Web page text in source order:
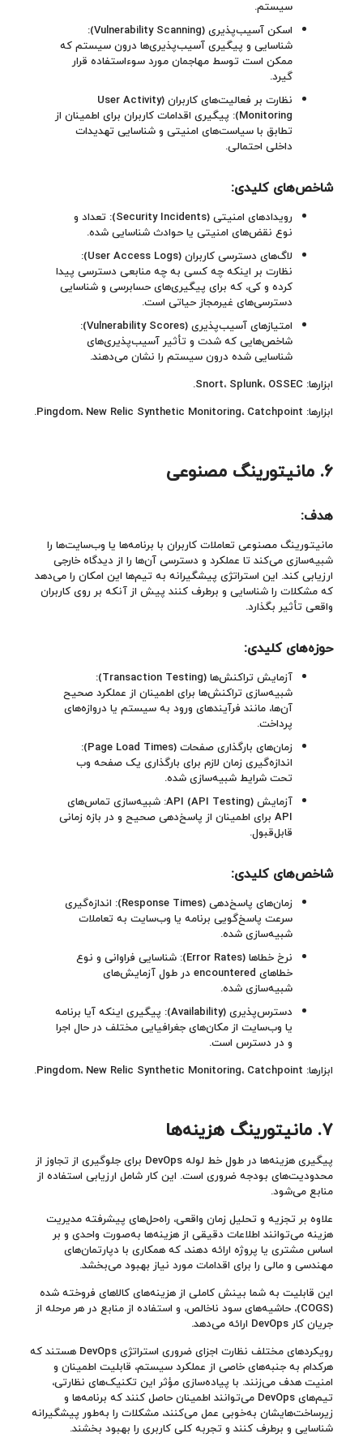
سیستم.
اسکن آسیب‌پذیری (Vulnerability Scanning):
شناسایی و پیگیری آسیب‌پذیری‌ها درون سیستم که
ممکن است توسط مهاجمان مورد سوءاستفاده قرار
گیرد.
نظارت بر فعالیت‌های کاربران (User Activity
Monitoring): پیگیری اقدامات کاربران برای اطمینان از
تطابق با سیاست‌های امنیتی و شناسایی تهدیدات
داخلی احتمالی.
شاخص‌های کلیدی:
رویدادهای امنیتی (Security Incidents): تعداد و
نوع نقض‌های امنیتی یا حوادث شناسایی شده.
لاگ‌های دسترسی کاربران (User Access Logs):
نظارت بر اینکه چه کسی به چه منابعی دسترسی پیدا
کرده و کی، که برای پیگیری‌های حسابرسی و شناسایی
دسترسی‌های غیرمجاز حیاتی است.
امتیازهای آسیب‌پذیری (Vulnerability Scores):
شاخص‌هایی که شدت و تأثیر آسیب‌پذیری‌های
شناسایی شده درون سیستم را نشان می‌دهند.
ابزارها: Snort، Splunk، OSSEC.
ابزارها: Pingdom، New Relic Synthetic Monitoring، Catchpoint.
۶. مانیتورینگ مصنوعی
هدف:
مانیتورینگ مصنوعی تعاملات کاربران با برنامه‌ها یا وب‌سایت‌ها را
شبیه‌سازی می‌کند تا عملکرد و دسترسی آن‌ها را از دیدگاه خارجی
ارزیابی کند. این استراتژی پیشگیرانه به تیم‌ها این امکان را می‌دهد
که مشکلات را شناسایی و برطرف کنند پیش از آنکه بر روی کاربران
واقعی تأثیر بگذارد.
حوزه‌های کلیدی:
آزمایش تراکنش‌ها (Transaction Testing):
شبیه‌سازی تراکنش‌ها برای اطمینان از عملکرد صحیح
آن‌ها، مانند فرآیندهای ورود به سیستم یا دروازه‌های
پرداخت.
زمان‌های بارگذاری صفحات (Page Load Times):
اندازه‌گیری زمان لازم برای بارگذاری یک صفحه وب
تحت شرایط شبیه‌سازی شده.
آزمایش API (API Testing): شبیه‌سازی تماس‌های
API برای اطمینان از پاسخ‌دهی صحیح و در بازه زمانی
قابل‌قبول.
شاخص‌های کلیدی:
زمان‌های پاسخ‌دهی (Response Times): اندازه‌گیری
سرعت پاسخ‌گویی برنامه یا وب‌سایت به تعاملات
شبیه‌سازی شده.
نرخ خطاها (Error Rates): شناسایی فراوانی و نوع
خطاهای encountered در طول آزمایش‌های
شبیه‌سازی شده.
دسترس‌پذیری (Availability): پیگیری اینکه آیا برنامه
یا وب‌سایت از مکان‌های جغرافیایی مختلف در حال اجرا
و در دسترس است.
ابزارها: Pingdom، New Relic Synthetic Monitoring، Catchpoint.
۷. مانیتورینگ هزینه‌ها
پیگیری هزینه‌ها در طول خط لوله DevOps برای جلوگیری از تجاوز از
محدودیت‌های بودجه ضروری است. این کار شامل ارزیابی استفاده از
منابع می‌شود.
علاوه بر تجزیه و تحلیل زمان واقعی، راه‌حل‌های پیشرفته مدیریت
هزینه می‌توانند اطلاعات دقیقی از هزینه‌ها به‌صورت واحدی و بر
اساس مشتری یا پروژه ارائه دهند، که همکاری با دپارتمان‌های
مهندسی و مالی را برای اقدامات مورد نیاز بهبود می‌بخشد.
این قابلیت به شما بینش کاملی از هزینه‌های کالاهای فروخته شده
(COGS)، حاشیه‌های سود ناخالص، و استفاده از منابع در هر مرحله از
جریان کار DevOps ارائه می‌دهد.
رویکردهای مختلف نظارت اجزای ضروری استراتژی DevOps هستند که
هرکدام به جنبه‌های خاصی از عملکرد سیستم، قابلیت اطمینان و
امنیت هدف می‌زنند. با پیاده‌سازی مؤثر این تکنیک‌های نظارتی،
تیم‌های DevOps می‌توانند اطمینان حاصل کنند که برنامه‌ها و
زیرساخت‌هایشان به‌خوبی عمل می‌کنند، مشکلات را به‌طور پیشگیرانه
شناسایی و برطرف کنند و تجربه کلی کاربری را بهبود بخشند.